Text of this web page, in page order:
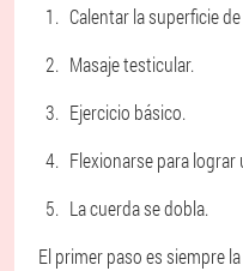
Calentar la superficie
Masaje testicular.
Ejercicio básico.
Flexionarse para lograr
La cuerda se dobla.
El primer paso es siempre